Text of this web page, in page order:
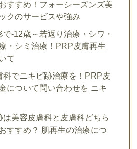
すすめ！フォーシーズンズ美
クのサービスや強み
-12歳～若返り治療・シワ・
・シミ治療！PRP皮膚再生
て
科でニキビ跡治療を！PRP皮
について問い合わせを ニキ
美容皮膚科と皮膚科どちら
すすめ？ 肌再生の治療につ